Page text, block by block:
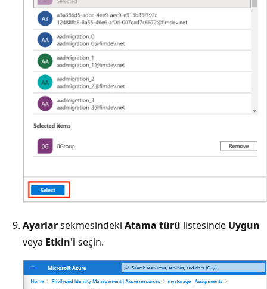
Ayarlarsekmesindeki Atama türü listesinde Uygun
veya Etkin'i seçin.